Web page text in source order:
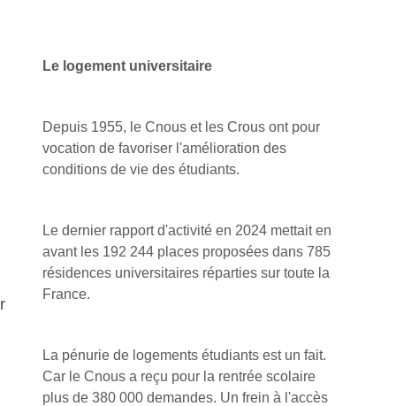
Le logement universitaire
Depuis 1955, le Cnous et les Crous ont pour
vocation de favoriser l'amélioration des
conditions de vie des étudiants.
Le dernier rapport d'activité en 2024 mettait en
avant les 192 244 places proposées dans 785
résidences universitaires réparties sur toute la
France.
La pénurie de logements étudiants est un fait.
Car le Cnous a reçu pour la rentrée scolaire
plus de 380 000 demandes. Un frein à l'accès